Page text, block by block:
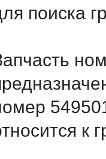
поиска
к